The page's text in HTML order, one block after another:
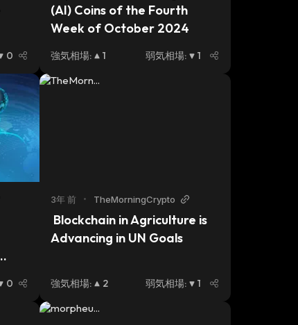
0
(AI) Coins of the Fourth
Week of October 2024
強気相場: 1 弱気相場: 1
0
3年 前 • TheMorningCrypto
Blockchain in Agriculture is
Advancing in UN Goals
強気相場: 2 弱気相場: 1